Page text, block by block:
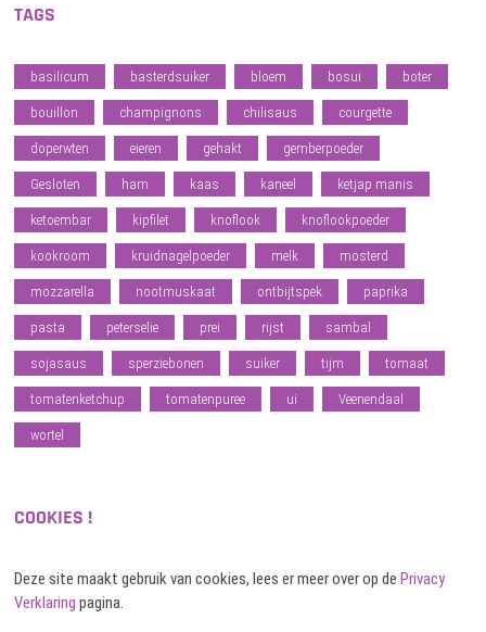
TAGS
basilicum basterdsuiker bloem bosui boter
bouillon champignons chilisaus courgette
doperwten eieren gehakt gemberpoeder
Gesloten ham kaas kaneel ketjap manis
ketoembar kipfilet knoflook knoflookpoeder
kookroom kruidnagelpoeder melk mosterd
mozzarella nootmuskaat ontbijtspek paprika
pasta peterselie prei rijst sambal
sojasaus sperziebonen suiker tijm tomaat
tomatenketchup tomatenpuree ui Veenendaal
wortel
COOKIES !
Deze site maakt gebruik van cookies, lees er meer over op dePrivacy
Verklaring pagina.